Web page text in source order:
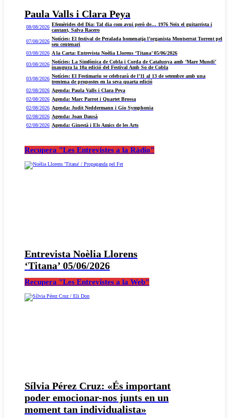
Paula Valls i Clara Peya
08/08/2026 Efemèrides del Dia: Tal dia com avui però de… 1976 Neix el guitarrista i
cantant, Salva Racero
07/08/2026 Notícies: El festival de Peralada homenatja l’organista Montserrat Torrent pel
seu centenari
03/08/2026 A la Carta: Entrevista Noèlia Llorens ‘Titana’ 05/06/2026
03/08/2026 Notícies: La Simfònica de Cobla i Corda de Catalunya amb ‘Mare Mundi’
inaugura la 10a edició del Festival Amb So de Cobla
03/08/2026 Notícies: El Festimariu se celebrarà de l’11 al 13 de setembre amb una
trentena de propostes en la seva quarta edició
02/08/2026 Agenda: Paula Valls i Clara Peya
02/08/2026 Agenda: Marc Parrot i Quartet Brossa
02/08/2026 Agenda: Judit Neddermann i Gio Symphonia
02/08/2026 Agenda: Joan Dausà
02/08/2026 Agenda: Ginestà i Els Amics de les Arts
Recupera "Les Entrevistes a la Ràdio"
Entrevista Noèlia Llorens
‘Titana’ 05/06/2026
Recupera "Les Entrevistes a la Web"
Sílvia Pérez Cruz: «És important
poder emocionar-nos junts en un
moment tan individualista»